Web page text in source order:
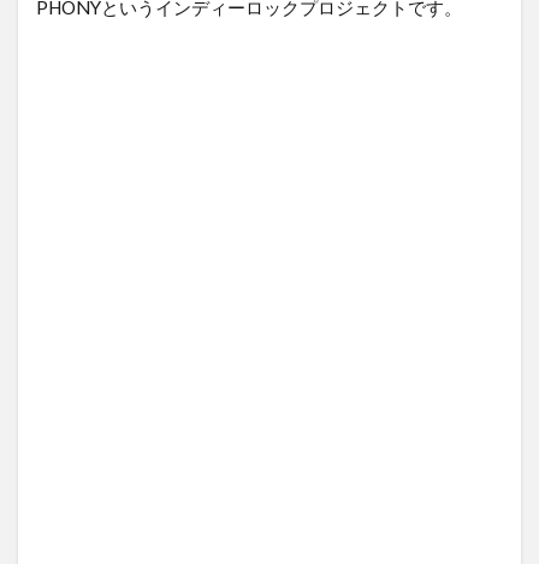
PHONYというインディーロックプロジェクトです。